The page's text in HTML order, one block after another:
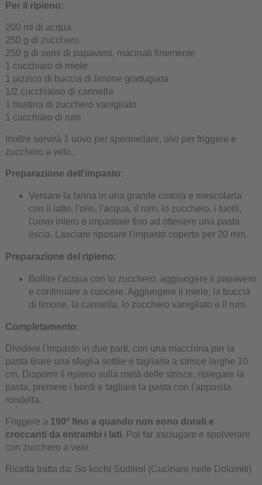
Per il ripieno:
200 ml di acqua
250 g di zucchero
250 g di semi di papavero, macinati finemente
1 cucchiaio di miele
1 pizzico di buccia di limone grattugiata
1/2 cucchiaino di cannella
1 bustina di zucchero vanigliato
1 cucchiaio di rum
Inoltre servirà 1 uovo per spennellare, olio per friggere e
zucchero a velo..
Preparazione dell'impasto:
Versare la farina in una grande ciotola e mescolarla
con il latte, l'olio, l'acqua, il rum, lo zucchero, i tuorli,
l'uovo intero e impastare fino ad ottenere una pasta
liscia. Lasciare riposare l'impasto coperto per 20 min.
Preparazione del ripieno:
Bollire l'acqua con lo zucchero, aggiungere il papavero
e continuare a cuocere. Aggiungere il miele, la buccia
di limone, la cannella, lo zucchero vanigliato e il rum.
Completamento:
Dividere l'impasto in due parti, con una macchina per la
pasta tirare una sfoglia sottile e tagliarla a strisce larghe 10
cm. Disporre il ripieno sulla metà delle strisce, ripiegare la
pasta, premere i bordi e tagliare la pasta con l'apposita
rondella.
Friggere a 190° fino a quando non sono dorati e
croccanti da entrambi i lati. Poi far asciugare e spolverare
con zucchero a velo.
Ricetta tratta da: So kocht Südtirol (Cucinare nelle Dolomiti)